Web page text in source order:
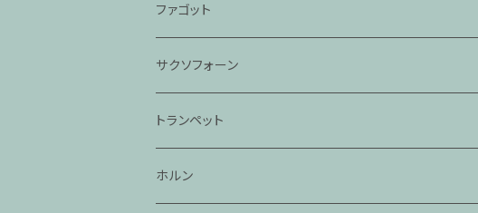
ファゴット
サクソフォーン
トランペット
ホルン